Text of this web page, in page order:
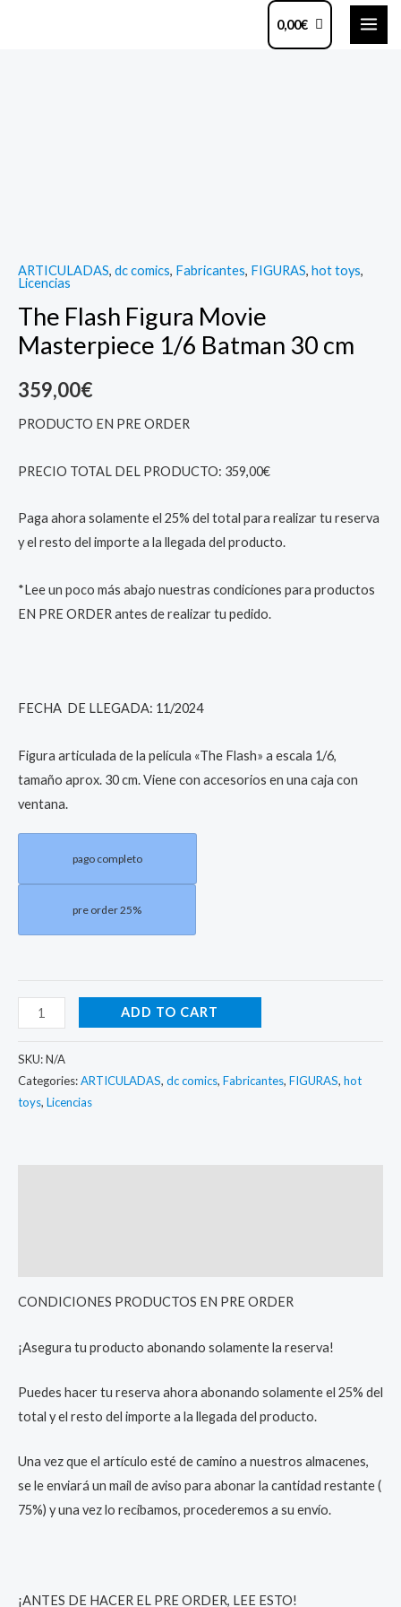
0,00€
ARTICULADAS, dc comics, Fabricantes, FIGURAS, hot toys,
Licencias
The Flash Figura Movie
Masterpiece 1/6 Batman 30 cm
359,00€
PRODUCTO EN PRE ORDER
PRECIO TOTAL DEL PRODUCTO: 359,00€
Paga ahora solamente el 25% del total para realizar tu reserva
y el resto del importe a la llegada del producto.
*Lee un poco más abajo nuestras condiciones para productos
EN PRE ORDER antes de realizar tu pedido.
FECHA DE LLEGADA: 11/2024
Figura articulada de la película «The Flash» a escala 1/6,
tamaño aprox. 30 cm. Viene con accesorios en una caja con
ventana.
pago completo
pre order 25%
cm
ADD TO CART
SKU:N/A
Categories:ARTICULADAS, dc comics, Fabricantes, FIGURAS, hot
toys, Licencias
CONDICIONES PRODUCTOS EN PRE ORDER
¡Asegura tu producto abonando solamente la reserva!
Puedes hacer tu reserva ahora abonando solamente el 25% del
total y el resto del importe a la llegada del producto.
Una vez que el artículo esté de camino a nuestros almacenes,
se le enviará un mail de aviso para abonar la cantidad restante (
75%) y una vez lo recibamos, procederemos a su envío.
¡ANTES DE HACER EL PRE ORDER, LEE ESTO!